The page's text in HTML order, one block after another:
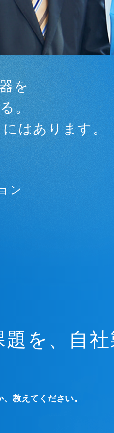
を
。
はあります。
ン
を、自
教えてください。